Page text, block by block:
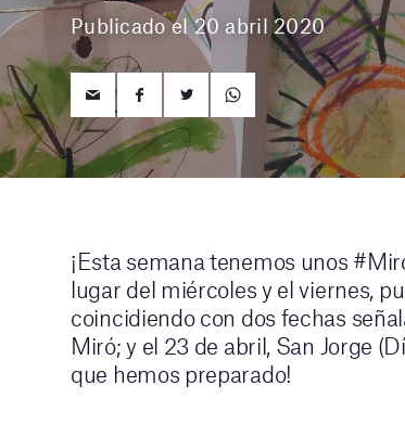
Publicado el 20 abril 2020
¡Esta semana tenemos unos
lugar del miércoles y el viernes,
coincidiendo con dos fechas
Miró; y el 23 de abril, San Jorge
que hemos preparado!